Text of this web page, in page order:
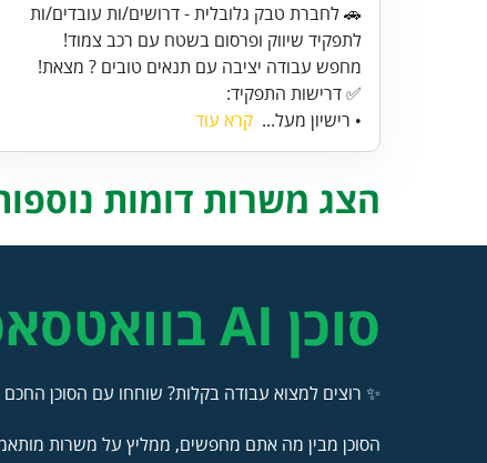
🚗 לחברת טבק גלובלית - דרושים/ות עובדים/ות
✅ דרישות התפקיד:
• רישיון מעל... קרא עוד
הצג משרות דומות
סוכן AI בוואטסאפ
✨ רוצים למצוא עבודה בקלות? שוחחו עם הסוכן החכם
הסוכן מבין מה אתם מחפשים, ממליץ על משרות